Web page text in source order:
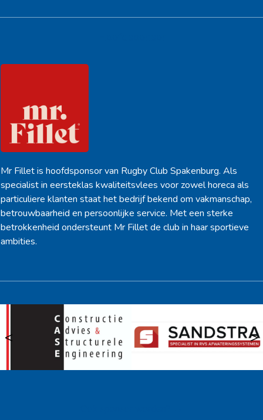
Mr Fillet is hoofdsponsor van Rugby Club Spakenburg. Als
specialist in eersteklas kwaliteitsvlees voor zowel horeca als
particuliere klanten staat het bedrijf bekend om vakmanschap,
betrouwbaarheid en persoonlijke service. Met een sterke
betrokkenheid ondersteunt Mr Fillet de club in haar sportieve
ambities.
< >